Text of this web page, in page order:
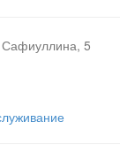
Сафиуллина, 5